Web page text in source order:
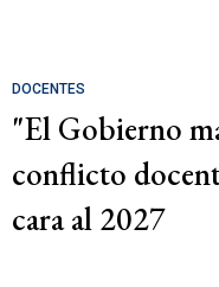
DOCENTES
"El Gobierno
conflicto
cara al 2027